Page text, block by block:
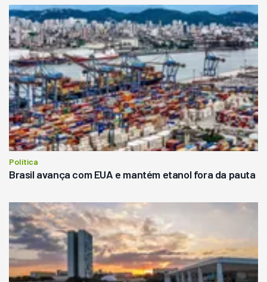
Política
Brasil avança com EUA e mantém etanol fora da pauta